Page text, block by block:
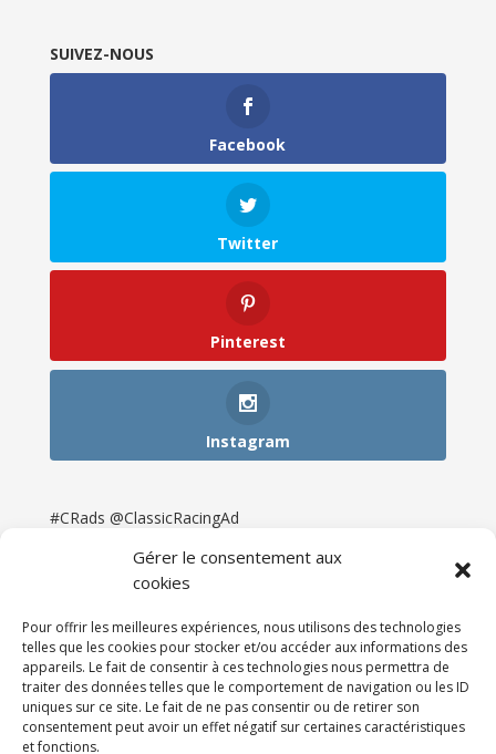
Gérer le consentement aux
cookies
Pour offrir les meilleures expériences, nous utilisons des technologies
telles que les cookies pour stocker et/ou accéder aux informations des
appareils. Le fait de consentir à ces technologies nous permettra de
traiter des données telles que le comportement de navigation ou les ID
uniques sur ce site. Le fait de ne pas consentir ou de retirer son
consentement peut avoir un effet négatif sur certaines caractéristiques
et fonctions.
SUIVEZ-NOUS
Facebook
Twitter
Pinterest
Instagram
#CRads @ClassicRacingAd